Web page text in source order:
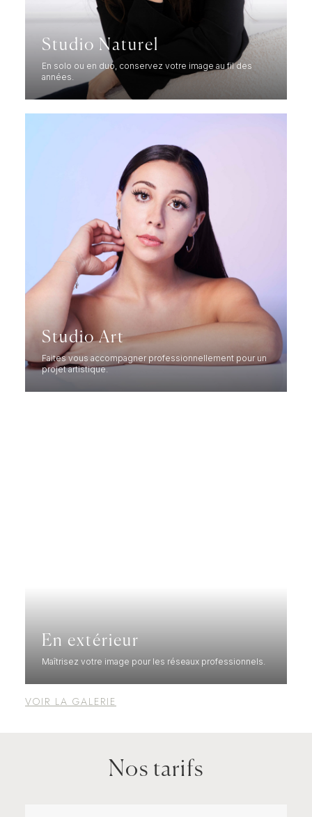
Studio Naturel
En solo ou en duo, conservez votre image au fil des
années.
Studio Art
Faites vous accompagner professionnellement pour un
projet artistique.
En extérieur
Maîtrisez votre image pour les réseaux professionnels.
VOIR LA GALERIE
Nos tarifs